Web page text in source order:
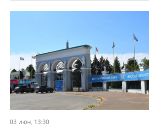
03 июн, 13:30